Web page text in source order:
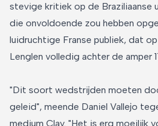
stevige kritiek op de Braziliaanse
die onvoldoende zou hebben
luidruchtige Franse publiek, dat
Lenglen volledig achter de amper
"Dit soort wedstrijden moeten
geleid", meende Daniel Vallejo
medium Clay. "Het is erg moeilijk